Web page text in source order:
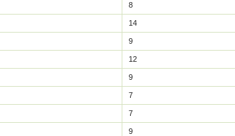
8
14
9
12
9
7
7
9